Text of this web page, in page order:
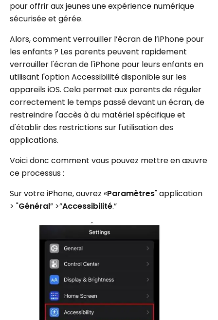
pour offrir aux jeunes une expérience numérique
sécurisée et gérée.
Alors, comment verrouiller l’écran de l’iPhone pour
les enfants ? Les parents peuvent rapidement
verrouiller l'écran de l'iPhone pour leurs enfants en
utilisant l'option Accessibilité disponible sur les
appareils iOS. Cela permet aux parents de réguler
correctement le temps passé devant un écran, de
restreindre l'accès à du matériel spécifique et
d'établir des restrictions sur l'utilisation des
applications.
Voici donc comment vous pouvez mettre en œuvre
ce processus :
Sur votre iPhone, ouvrez «Paramètres" application
> "Général” >”Accessibilité.”